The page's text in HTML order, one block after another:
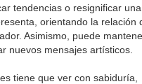
tendencias o resignificar una
orientando la relación
Asimismo, puede
nuevos mensajes artísticos.
tiene que ver con sabiduría,